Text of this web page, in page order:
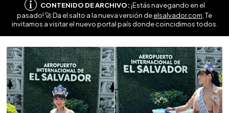
CONTENIDO DE ARCHIVO:¡Estás navegando en el
pasado! 🚀 Da el salto a la nueva versión deelsalvador.com . Te
invitamos a visitar el nuevo portal país donde coincidimos todos.